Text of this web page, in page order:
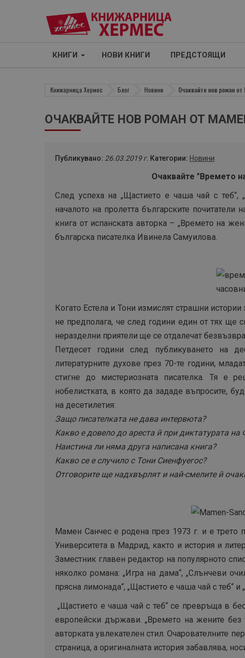
КНИГИ НОВИ КНИГИ ПРЕДСТОЯЩИ
Книжарница Хермес Блог Новини Очаквайте нов роман
ОЧАКВАЙТЕ НОВ РОМАН ОТ
Публикувано: 26.03.2019 г. Категории: Новини
Очаквайте "Времето
След успеха на „Щастието е чаша чай с
началото на пролетта българските
книга от испанската авторка – „Времето на
българска писателка Ивинела Самуилова.
Когато Естела и Тони измислят страшни
не предполага, че след години един от тях ще
неразделни приятели ще се отдалечат
Петдесет години след публикуването на
литературните духове през 70-те години,
стигне до мистериозната писателка. Тя е
нобелистката, в която да зададе въпросите,
на десетилетия:
Защо писателката не дава интервюта?
Какво е довело до ареста й при диктатурата
Наистина ли няма друга написана книга?
Какво се е случило с Тони Сиенфуегос?
Отговорите ще надхвърлят и най-смелите й
Мамен Санчес е родена през 1973 г. и е
Университета в Мадрид, както и история и
Заместник главен редактор на популярното
няколко романа: „Игра на дама“, „Слънчеви
прясна лимонада“, „Щастието е чаша чай с теб“ и
„Щастието е чаша чай с теб“ се превръща в
европейски държави. „Времето на жените
авторката увлекателен стил. Очарователните
страница, а оригиналната история забавлява,